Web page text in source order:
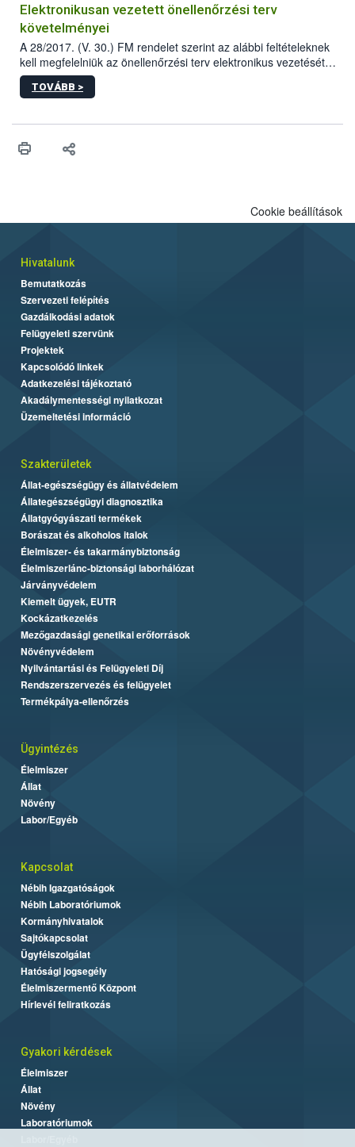
Elektronikusan vezetett önellenőrzési terv
követelményei
A 28/2017. (V. 30.) FM rendelet szerint az alábbi feltételeknek
kell megfelelniük az önellenőrzési terv elektronikus vezetését
biztosító informatikai rendszereknek.
TOVÁBB >
Cookie beállítások
Hivatalunk
Bemutatkozás
Szervezeti felépítés
Gazdálkodási adatok
Felügyeleti szervünk
Projektek
Kapcsolódó linkek
Adatkezelési tájékoztató
Akadálymentességi nyilatkozat
Üzemeltetési információ
Szakterületek
Állat-egészségügy és állatvédelem
Állategészségügyi diagnosztika
Állatgyógyászati termékek
Borászat és alkoholos italok
Élelmiszer- és takarmánybiztonság
Élelmiszerlánc-biztonsági laborhálózat
Járványvédelem
Kiemelt ügyek, EUTR
Kockázatkezelés
Mezőgazdasági genetikai erőforrások
Növényvédelem
Nyilvántartási és Felügyeleti Díj
Rendszerszervezés és felügyelet
Termékpálya-ellenőrzés
Ügyintézés
Élelmiszer
Állat
Növény
Labor/Egyéb
Kapcsolat
Nébih Igazgatóságok
Nébih Laboratóriumok
Kormányhivatalok
Sajtókapcsolat
Ügyfélszolgálat
Hatósági jogsegély
Élelmiszermentő Központ
Hírlevél feliratkozás
Gyakori kérdések
Élelmiszer
Állat
Növény
Laboratóriumok